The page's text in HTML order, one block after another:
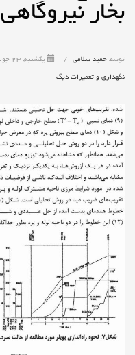
بخار نیروگاهی
توسط حمید سلامی / یکشنبه, 23 جولای 2017
نگهداری و تعمیرات دیگ